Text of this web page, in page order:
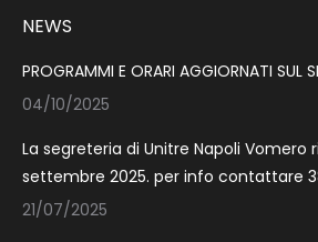
NEWS
PROGRAMMI E ORARI AGGIORNATI SUL
04/10/2025
La segreteria di Unitre Napoli Vomero
settembre 2025. per info contattare
21/07/2025